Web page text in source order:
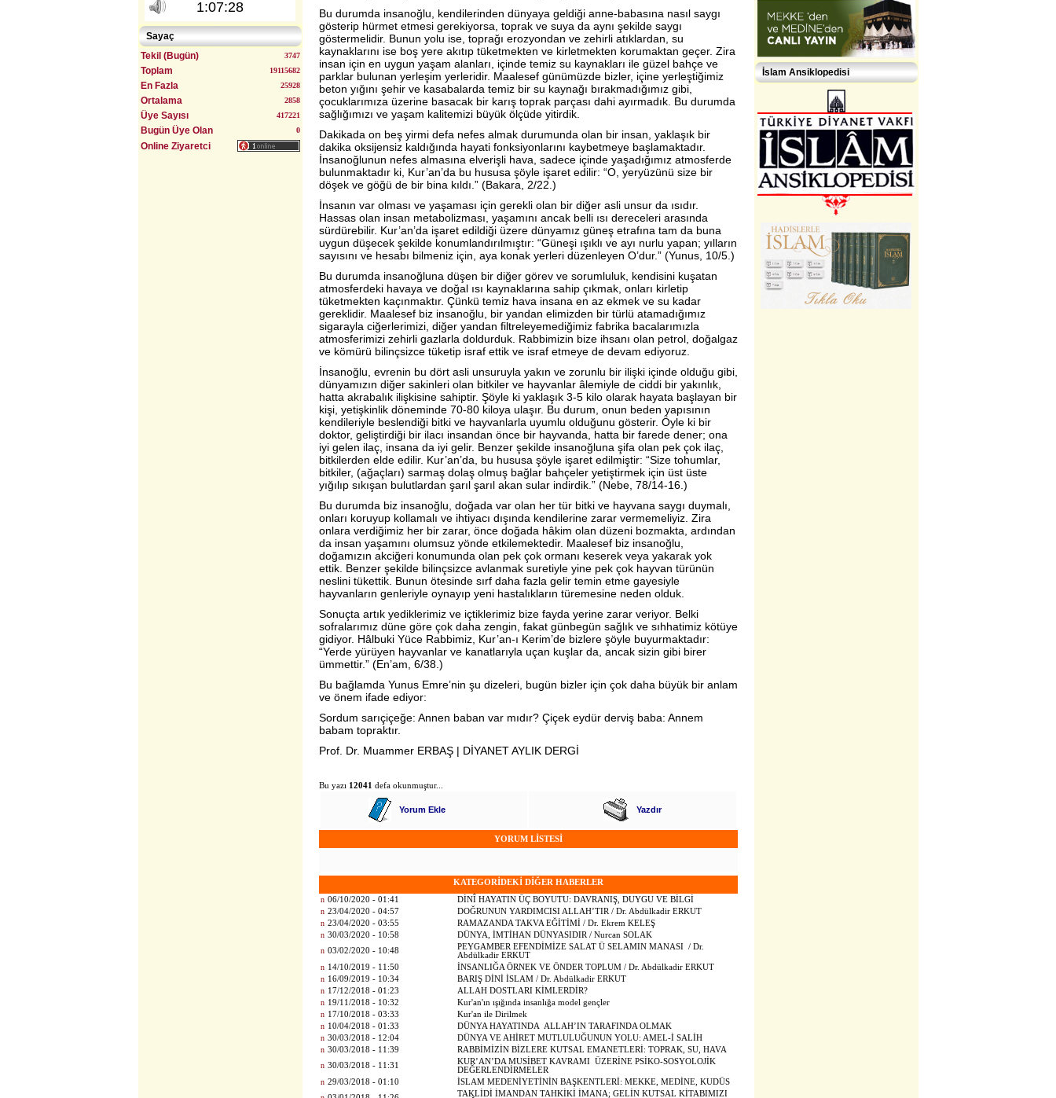
Uyumlu Evlilik Yöntemi (Bulgurlu)
Sayaç
Tekil (Bugün)
3747
Toplam 19115682
En Fazla 25928
Ortalama 2858
Üye Sayısı 417221
Bugün Üye Olan 0
Online Ziyaretci
Bu durumda insanoğlu, kendilerinden dünyaya geldiği anne-babasına nasıl saygı
gösterip hürmet etmesi gerekiyorsa, toprak ve suya da aynı şekilde saygı
göstermelidir. Bunun yolu ise, toprağı erozyondan ve zehirli atıklardan, su
kaynaklarını ise boş yere akıtıp tüketmekten ve kirletmekten korumaktan geçer. Zira
insan için en uygun yaşam alanları, içinde temiz su kaynakları ile güzel bahçe ve
parklar bulunan yerleşim yerleridir. Maalesef günümüzde bizler, içine yerleştiğimiz
beton yığını şehir ve kasabalarda temiz bir su kaynağı bırakmadığımız gibi,
çocuklarımıza üzerine basacak bir karış toprak parçası dahi ayırmadık. Bu durumda
sağlığımızı ve yaşam kalitemizi büyük ölçüde yitirdik.
Dakikada on beş yirmi defa nefes almak durumunda olan bir insan, yaklaşık bir
dakika oksijensiz kaldığında hayati fonksiyonlarını kaybetmeye başlamaktadır.
İnsanoğlunun nefes almasına elverişli hava, sadece içinde yaşadığımız atmosferde
bulunmaktadır ki, Kur’an’da bu hususa şöyle işaret edilir: “O, yeryüzünü size bir
döşek ve göğü de bir bina kıldı.” (Bakara, 2/22.)
İnsanın var olması ve yaşaması için gerekli olan bir diğer asli unsur da ısıdır.
Hassas olan insan metabolizması, yaşamını ancak belli ısı dereceleri arasında
sürdürebilir. Kur’an’da işaret edildiği üzere dünyamız güneş etrafına tam da buna
uygun düşecek şekilde konumlandırılmıştır: “Güneşi ışıklı ve ayı nurlu yapan; yılların
sayısını ve hesabı bilmeniz için, aya konak yerleri düzenleyen O’dur.” (Yunus, 10/5.)
Bu durumda insanoğluna düşen bir diğer görev ve sorumluluk, kendisini kuşatan
atmosferdeki havaya ve doğal ısı kaynaklarına sahip çıkmak, onları kirletip
tüketmekten kaçınmaktır. Çünkü temiz hava insana en az ekmek ve su kadar
gereklidir. Maalesef biz insanoğlu, bir yandan elimizden bir türlü atamadığımız
sigarayla ciğerlerimizi, diğer yandan filtreleyemediğimiz fabrika bacalarımızla
atmosferimizi zehirli gazlarla doldurduk. Rabbimizin bize ihsanı olan petrol, doğalgaz
ve kömürü bilinçsizce tüketip israf ettik ve israf etmeye de devam ediyoruz.
İnsanoğlu, evrenin bu dört asli unsuruyla yakın ve zorunlu bir ilişki içinde olduğu gibi,
dünyamızın diğer sakinleri olan bitkiler ve hayvanlar âlemiyle de ciddi bir yakınlık,
hatta akrabalık ilişkisine sahiptir. Şöyle ki yaklaşık 3-5 kilo olarak hayata başlayan bir
kişi, yetişkinlik döneminde 70-80 kiloya ulaşır. Bu durum, onun beden yapısının
kendileriyle beslendiği bitki ve hayvanlarla uyumlu olduğunu gösterir. Öyle ki bir
doktor, geliştirdiği bir ilacı insandan önce bir hayvanda, hatta bir farede dener; ona
iyi gelen ilaç, insana da iyi gelir. Benzer şekilde insanoğluna şifa olan pek çok ilaç,
bitkilerden elde edilir. Kur’an’da, bu hususa şöyle işaret edilmiştir: “Size tohumlar,
bitkiler, (ağaçları) sarmaş dolaş olmuş bağlar bahçeler yetiştirmek için üst üste
yığılıp sıkışan bulutlardan şarıl şarıl akan sular indirdik.” (Nebe, 78/14-16.)
Bu durumda biz insanoğlu, doğada var olan her tür bitki ve hayvana saygı duymalı,
onları koruyup kollamalı ve ihtiyacı dışında kendilerine zarar vermemeliyiz. Zira
onlara verdiğimiz her bir zarar, önce doğada hâkim olan düzeni bozmakta, ardından
da insan yaşamını olumsuz yönde etkilemektedir. Maalesef biz insanoğlu,
doğamızın akciğeri konumunda olan pek çok ormanı keserek veya yakarak yok
ettik. Benzer şekilde bilinçsizce avlanmak suretiyle yine pek çok hayvan türünün
neslini tükettik. Bunun ötesinde sırf daha fazla gelir temin etme gayesiyle
hayvanların genleriyle oynayıp yeni hastalıkların türemesine neden olduk.
Sonuçta artık yediklerimiz ve içtiklerimiz bize fayda yerine zarar veriyor. Belki
sofralarımız düne göre çok daha zengin, fakat günbegün sağlık ve sıhhatimiz kötüye
gidiyor. Hâlbuki Yüce Rabbimiz, Kur’an-ı Kerim’de bizlere şöyle buyurmaktadır:
“Yerde yürüyen hayvanlar ve kanatlarıyla uçan kuşlar da, ancak sizin gibi birer
ümmettir.” (En’am, 6/38.)
Bu bağlamda Yunus Emre’nin şu dizeleri, bugün bizler için çok daha büyük bir anlam
ve önem ifade ediyor:
Sordum sarıçiçeğe: Annen baban var mıdır? Çiçek eydür derviş baba: Annem
babam topraktır.
Prof. Dr. Muammer ERBAŞ | DİYANET AYLIK DERGİ
Bu yazı 12041 defa okunmuştur...
Yorum Ekle Yazdır
YORUM LİSTESİ
KATEGORİDEKİ DİĞER HABERLER
n 06/10/2020 - 01:41
DİNÎ HAYATIN ÜÇ BOYUTU: DAVRANIŞ, DUYGU VE BİLGİ
n 23/04/2020 - 04:57
DOĞRUNUN YARDIMCISI ALLAH’TIR / Dr. Abdülkadir ERKUT
n 23/04/2020 - 03:55
RAMAZANDA TAKVA EĞİTİMİ / Dr. Ekrem KELEŞ
n 30/03/2020 - 10:58
DÜNYA, İMTİHAN DÜNYASIDIR / Nurcan SOLAK
n 03/02/2020 - 10:48
PEYGAMBER EFENDİMİZE SALAT Ü SELAMIN MANASI / Dr.
Abdülkadir ERKUT
n 14/10/2019 - 11:50
İNSANLIĞA ÖRNEK VE ÖNDER TOPLUM / Dr. Abdülkadir ERKUT
n 16/09/2019 - 10:34
BARIŞ DİNİ İSLAM / Dr. Abdülkadir ERKUT
n 17/12/2018 - 01:23
ALLAH DOSTLARI KİMLERDİR?
n 19/11/2018 - 10:32
Kur'an'ın ışığında insanlığa model gençler
n 17/10/2018 - 03:33
Kur'an ile Dirilmek
n 10/04/2018 - 01:33
DÜNYA HAYATINDA ALLAH’IN TARAFINDA OLMAK
n 30/03/2018 - 12:04
DÜNYA VE AHİRET MUTLULUĞUNUN YOLU: AMEL-İ SALİH
n 30/03/2018 - 11:39
RABBİMİZİN BİZLERE KUTSAL EMANETLERİ: TOPRAK, SU, HAVA
n 30/03/2018 - 11:31
KUR’AN’DA MUSİBET KAVRAMI ÜZERİNE PSİKO-SOSYOLOJİK
DEĞERLENDİRMELER
n 29/03/2018 - 01:10
İSLAM MEDENİYETİNİN BAŞKENTLERİ: MEKKE, MEDİNE, KUDÜS
TAKLİDİ İMANDAN TAHKİKİ İMANA; GELİN KUTSAL KİTABIMIZI
İslam Ansiklopedisi